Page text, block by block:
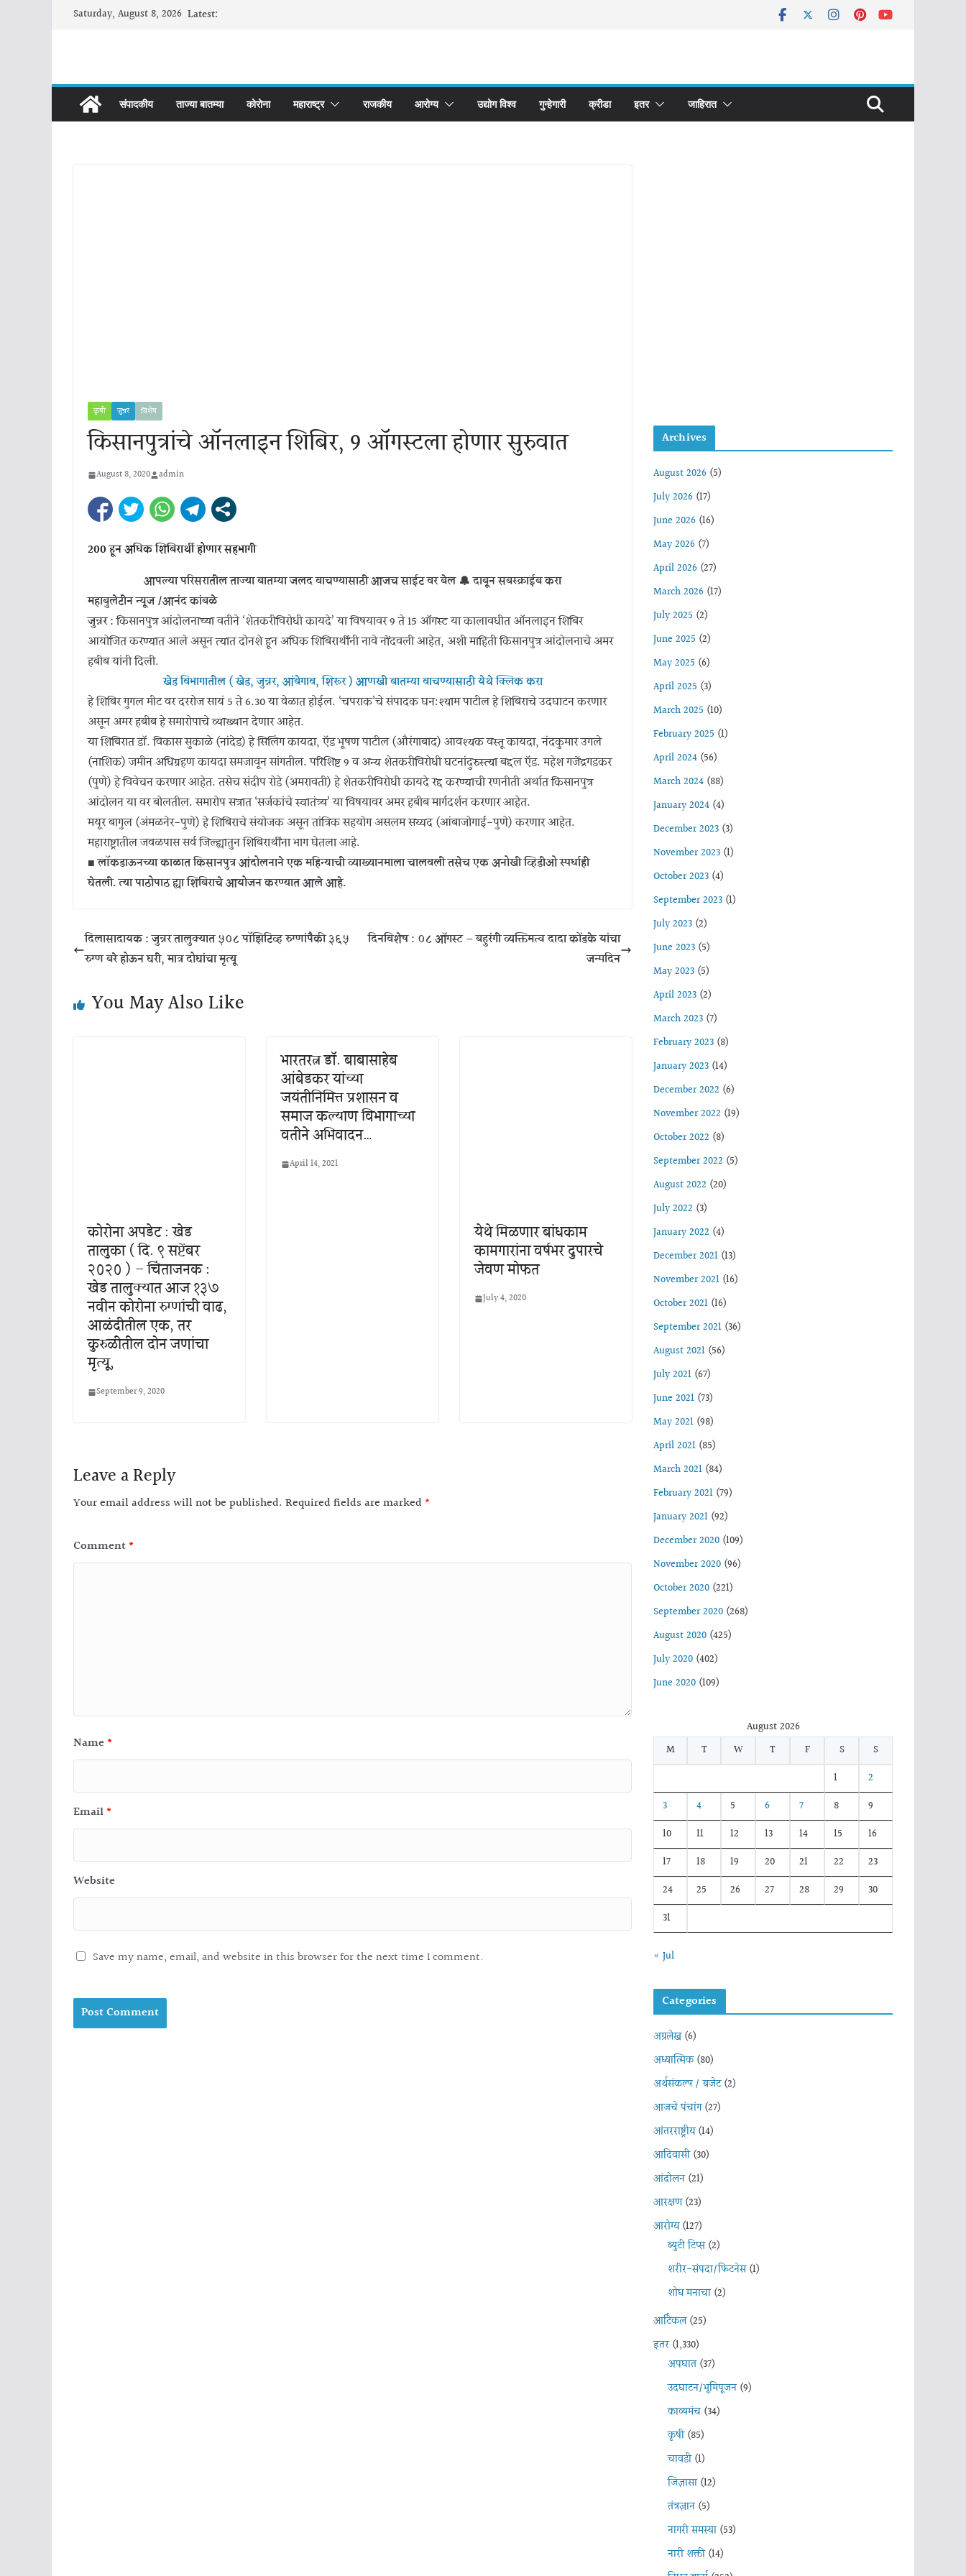
Saturday, August 8, 2026 Latest:
संपादकीय ताज्या बातम्या कोरोना महाराष्ट्र राजकीय आरोग्य उद्योग विश्व गुन्हेगारी क्रीडा इतर जाहिरात
कृषी जुन्नर विशेष
किसानपुत्रांचे ऑनलाइन शिबिर, 9 ऑगस्टला होणार सुरुवात
August 8, 2020 admin
200 हून अधिक शिबिरार्थी होणार सहभागी
आपल्या परिसरातील ताज्या बातम्या जलद वाचण्यासाठी आजच साईट वर बेल 🔔 दाबून सबस्क्राईब करा
महाबुलेटीन न्यूज /आनंद कांबळे
जुन्नर :किसानपुत्र आंदोलनाच्या वतीने ‘शेतकरीविरोधी कायदे’ या विषयावर 9 ते 15 ऑगस्ट या कालावधीत ऑनलाइन शिबिर
आयोजित करण्यात आले असून त्यात दोनशे हून अधिक शिबिरार्थींनी नावे नोंदवली आहेत, अशी माहिती किसानपुत्र आंदोलनाचे अमर
हबीब यांनी दिली.
खेड विभागातील ( खेड, जुन्नर, आंबेगाव, शिरूर ) आणखी बातम्या वाचण्यासाठी येथे क्लिक करा
हे शिबिर गुगल मीट वर दररोज सायं 5 ते 6.30 या वेळात होईल. ‘चपराक’चे संपादक घन:श्याम पाटील हे शिबिराचे उदघाटन करणार
असून अमर हबीब हे समारोपाचे व्याख्यान देणार आहेत.
या शिबिरात डॉ. विकास सुकाळे (नांदेड) हे सिलिंग कायदा, ऍड भूषण पाटील (औरंगाबाद) आवश्यक वस्तू कायदा, नंदकुमार उगले
(नाशिक) जमीन अधिग्रहण कायदा समजावून सांगतील. परिशिष्ट 9 व अन्य शेतकरीविरोधी घटनांदुरुस्त्या बद्दल ऍड. महेश गजेंद्रगडकर
(पुणे) हे विवेचन करणार आहेत. तसेच संदीप रोडे (अमरावती) हे शेतकरीविरोधी कायदे रद्द करण्याची रणनीती अर्थात किसानपुत्र
आंदोलन या वर बोलतील. समारोप सत्रात ‘सर्जकांचे स्वातंत्र्य’ या विषयावर अमर हबीब मार्गदर्शन करणार आहेत.
मयूर बागुल (अंमळनेर-पुणे) हे शिबिराचे संयोजक असून तांत्रिक सहयोग असलम सय्यद (आंबाजोगाई-पुणे) करणार आहेत.
महाराष्ट्रातील जवळपास सर्व जिल्ह्यातुन शिबिरार्थींना भाग घेतला आहे.
■ लॉकडाऊनच्या काळात किसानपुत्र आंदोलनाने एक महिन्याची व्याख्यानमाला चालवली तसेच एक अनोखी व्हिडीओ स्पर्धाही
घेतली. त्या पाठोपाठ ह्या शिबिराचे आयोजन करण्यात आले आहे.
दिलासादायक : जुन्नर तालुक्यात ५०८ पॉझिटिव्ह रुग्णांपैकी ३६५
रुग्ण बरे होऊन घरी, मात्र दोघांचा मृत्यू
दिनविशेष : ०८ ऑगस्ट – बहुरंगी व्यक्तिमत्व दादा कोंडके यांचा
जन्मदिन
You May Also Like
कोरोना अपडेट : खेड
तालुका ( दि. ९ सप्टेंबर
२०२० ) – चिंताजनक :
खेड तालुक्यात आज १३७
नवीन कोरोना रुग्णांची वाढ,
आळंदीतील एक, तर
कुरुळीतील दोन जणांचा
मृत्यू,
September 9, 2020
भारतरत्न डॉ. बाबासाहेब
आंबेडकर यांच्या
जयंतीनिमित्त प्रशासन व
समाज कल्याण विभागाच्या
वतीने अभिवादन…
April 14, 2021
येथे मिळणार बांधकाम
कामगारांना वर्षभर दुपारचे
जेवण मोफत
July 4, 2020
Leave a Reply
Your email address will not be published. Required fields are marked *
Comment *
Name *
Email *
Website
Save my name, email, and website in this browser for the next time I comment.
Archives
August 2026 (5)
July 2026 (17)
June 2026 (16)
May 2026 (7)
April 2026 (27)
March 2026 (17)
July 2025 (2)
June 2025 (2)
May 2025 (6)
April 2025 (3)
March 2025 (10)
February 2025 (1)
April 2024 (56)
March 2024 (88)
January 2024 (4)
December 2023 (3)
November 2023 (1)
October 2023 (4)
September 2023 (1)
July 2023 (2)
June 2023 (5)
May 2023 (5)
April 2023 (2)
March 2023 (7)
February 2023 (8)
January 2023 (14)
December 2022 (6)
November 2022 (19)
October 2022 (8)
September 2022 (5)
August 2022 (20)
July 2022 (3)
January 2022 (4)
December 2021 (13)
November 2021 (16)
October 2021 (16)
September 2021 (36)
August 2021 (56)
July 2021 (67)
June 2021 (73)
May 2021 (98)
April 2021 (85)
March 2021 (84)
February 2021 (79)
January 2021 (92)
December 2020 (109)
November 2020 (96)
October 2020 (221)
September 2020 (268)
August 2020 (425)
July 2020 (402)
June 2020 (109)
August 2026
M
T W T F S
S
1
2
3
4 5 6 7 8
9
10
11 12 13 14 15
16
17
18 19 20 21 22
23
24
25 26 27 28 29
30
31
« Jul
Categories
अग्रलेख(6)
अध्यात्मिक(80)
अर्थसंकल्प / बजेट(2)
आजचे पंचांग(27)
आंतरराष्ट्रीय(14)
आदिवासी(30)
आंदोलन(21)
आरक्षण(23)
आरोग्य(127)
ब्युटी टिप्स(2)
शरीर-संपदा/फिटनेस(1)
शोध मनाचा(2)
आर्टिकल(25)
इतर(1,330)
अपघात(37)
उदघाटन/भूमिपूजन(9)
काव्यमंच(34)
कृषी(85)
चावडी(1)
जिज्ञासा(12)
तंत्रज्ञान(5)
नागरी समस्या(53)
नारी शक्ती(14)